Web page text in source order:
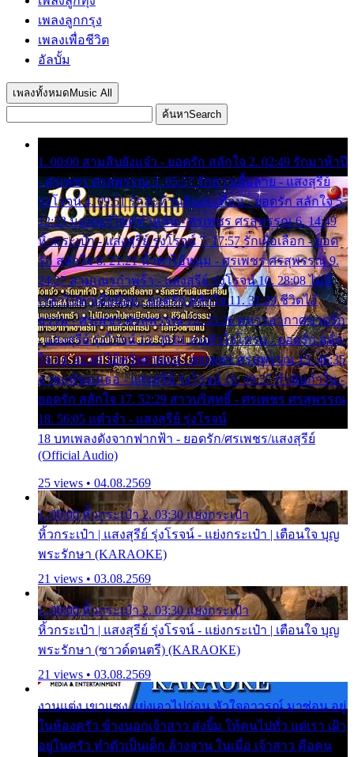
เพลงลูกกรุง
เพลงเพื่อชีวิต
อัลบั้ม
เพลงทั้งหมด Music All
ค้นหาSearch
1. 00:00 สามสิบยังแจ๋ว - ยอดรัก สลักใจ 2. 02:49 รักมาห้าปี
- ศรเพชร ศรสุพรรณ 3. 05:57 รักสาวเสื้อลาย - แสงสุรีย์
รุ่งโรจน์ 4. 09:51 รักสะท้านดินสะเทือน - ยอดรัก สลักใจ 5.
12:23 มอเตอร์ไซค์ทำหล่น - ศรเพชร ศรสุพรรณ 6. 14:49
หิ้วกระเป๋า - แสงสุรีย์ รุ่งโรจน์ 7. 17:57 รักเผื่อเลือก - ยอด
รัก สลักใจ 8. 21:21 น้ำตาไอ้หนุ่ม - ศรเพชร ศรสุพรรณ 9.
24:27 สามเณรกำพร้า - แสงสุรีย์ รุ่งโรจน์ 10. 28:08 ไม่มี
เวลาไปหาเมียน้อย - ยอดรัก สลักใจ 11. 31:29 ชีวิตไอ้
ธรรม - ศรเพชร ศรสุพรรณ 12. 35:26 ทหารอากาศขาดรัก
- แสงสุรีย์ รุ่งโรจน์ 13. 39:01 คนหัวใจโทรม - ยอดรัก สลัก
ใจ 14. 42:49 ไอ้หวังตายแน่ - ศรเพชร ศรสุพรรณ 15. 46:35
ธาตุแท้ของเธอ - แสงสุรีย์ รุ่งโรจน์ 16. 49:57 กำนันกำใน -
ยอดรัก สลักใจ 17. 52:29 สาวบริสุทธิ์ - ศรเพชร ศรสุพรรณ
18. 56:05 แต๋วจ๋า - แสงสุรีย์ รุ่งโรจน์
18 บทเพลงดังจากฟากฟ้า - ยอดรัก/ศรเพชร/แสงสุรีย์
(Official Audio)
25 views • 04.08.2569
1. 00:00 หิ้วกระเป๋า 2. 03:30 แย่งกระเป๋า
หิ้วกระเป๋า | แสงสุรีย์ รุ่งโรจน์ - แย่งกระเป๋า | เตือนใจ บุญ
พระรักษา (KARAOKE)
21 views • 03.08.2569
1. 00:00 หิ้วกระเป๋า 2. 03:30 แย่งกระเป๋า
หิ้วกระเป๋า | แสงสุรีย์ รุ่งโรจน์ - แย่งกระเป๋า | เตือนใจ บุญ
พระรักษา (ซาวด์ดนตรี) (KARAOKE)
21 views • 03.08.2569
งานแต่ง เขาแซง แย่งเอาไปก่อน หัวใจอาวรณ์ มาซ่อน อยู่
ในห้องครัว ข้างนอกเจ้าสาว ส่งยิ้ม ให้คนไปทั่ว แต่เรา เฝ้า
อยู่ในครัว ทำตัวเป็นเด็ก ล้างจาน ในเมื่อ เจ้าสาว คือคน